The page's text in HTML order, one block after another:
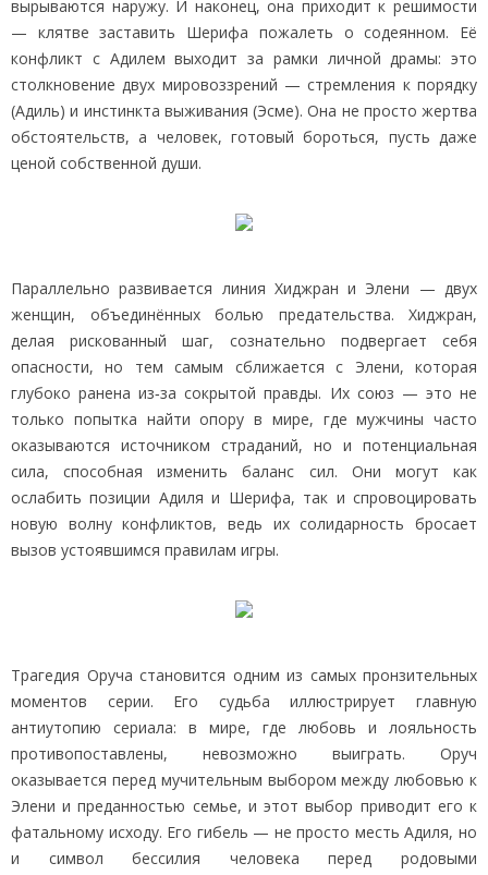
вырываются наружу. И наконец, она приходит к решимости
— клятве заставить Шерифа пожалеть о содеянном. Её
конфликт с Адилем выходит за рамки личной драмы: это
столкновение двух мировоззрений — стремления к порядку
(Адиль) и инстинкта выживания (Эсме). Она не просто жертва
обстоятельств, а человек, готовый бороться, пусть даже
ценой собственной души.
Параллельно развивается линия Хиджран и Элени — двух
женщин, объединённых болью предательства. Хиджран,
делая рискованный шаг, сознательно подвергает себя
опасности, но тем самым сближается с Элени, которая
глубоко ранена из‑за сокрытой правды. Их союз — это не
только попытка найти опору в мире, где мужчины часто
оказываются источником страданий, но и потенциальная
сила, способная изменить баланс сил. Они могут как
ослабить позиции Адиля и Шерифа, так и спровоцировать
новую волну конфликтов, ведь их солидарность бросает
вызов устоявшимся правилам игры.
Трагедия Оруча становится одним из самых пронзительных
моментов серии. Его судьба иллюстрирует главную
антиутопию сериала: в мире, где любовь и лояльность
противопоставлены, невозможно выиграть. Оруч
оказывается перед мучительным выбором между любовью к
Элени и преданностью семье, и этот выбор приводит его к
фатальному исходу. Его гибель — не просто месть Адиля, но
и символ бессилия человека перед родовыми